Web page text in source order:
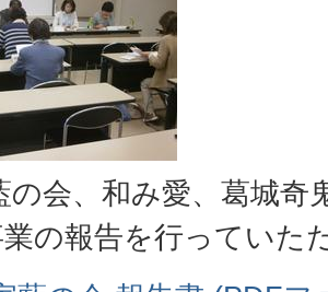
の会、和み愛、葛城奇
業の報告を行っていた